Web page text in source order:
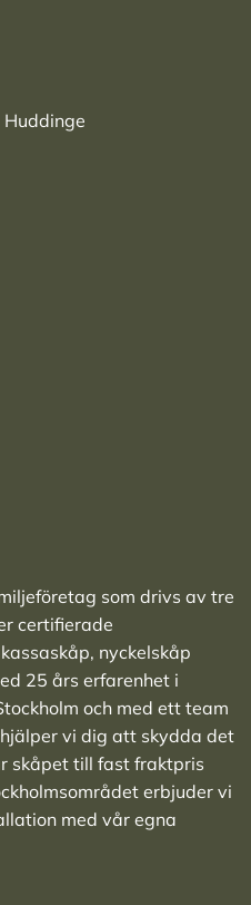
som drivs av tre
certifierade
kassaskåp, nyckelskåp
25 års erfarenhet i
och med ett team
vi dig att skydda det
skåpet till fast fraktpris
erbjuder vi
med vår egna